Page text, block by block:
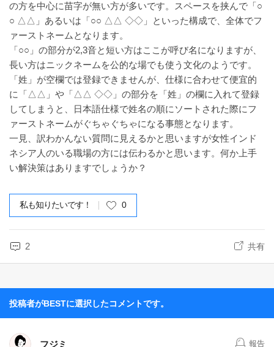
の方を中心に苗字が無い方が多いです。スペースを挟んで「○
○ △△」あるいは「○○ △△ ◇◇」といった構成で、全体でフ
ァーストネームとなります。
「○○」の部分が2,3音と短い方はここが呼び名になりますが、
長い方はニックネームを公的な場でも使う文化のようです。
「姓」が空欄では登録できませんが、仕様に合わせて便宜的
に「△△」や「△△ ◇◇」の部分を「姓」の欄に入れて登録
してしまうと、日本語仕様で姓名の順にソートされた際にフ
ァーストネームがぐちゃぐちゃになる事態となります。
一見、訳わかんない質問に見えるかと思いますが女性インド
ネシア人のいる職場の方には伝わるかと思います。何か上手
い解決策はありますでしょうか？
私も知りたいです！ 0
2 共有
投稿者がBESTに選択したコメントです。
フジミ 報告